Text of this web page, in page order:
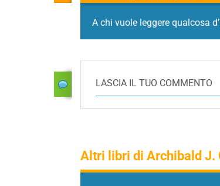
A chi vuole leggere qualcosa
LASCIA IL TUO COMMENTO
Altri libri di Archibald J.